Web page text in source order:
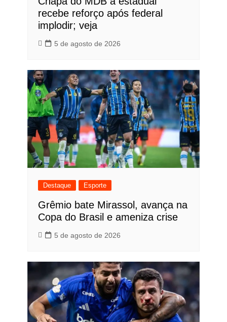
recebe reforço após federal
implodir; veja
5 de agosto de 2026
Destaque Esporte
Grêmio bate Mirassol, avança na
Copa do Brasil e ameniza crise
5 de agosto de 2026